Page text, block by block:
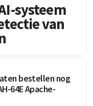
systeem
van
bestellen nog
64E Apache-